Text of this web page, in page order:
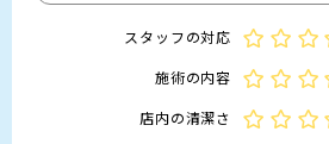
スタッフの対応
施術の内容
店内の清潔さ